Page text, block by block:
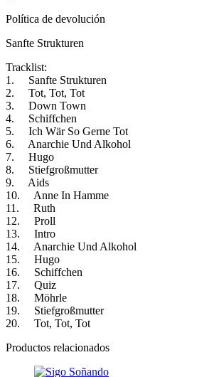
Política de devolución
Sanfte Strukturen
Tracklist:
1. Sanfte Strukturen
2. Tot, Tot, Tot
3. Down Town
4. Schiffchen
5. Ich Wär So Gerne Tot
6. Anarchie Und Alkohol
7. Hugo
8. Stiefgroßmutter
9. Aids
10. Anne In Hamme
11. Ruth
12. Proll
13. Intro
14. Anarchie Und Alkohol
15. Hugo
16. Schiffchen
17. Quiz
18. Möhrle
19. Stiefgroßmutter
20. Tot, Tot, Tot
Productos relacionados